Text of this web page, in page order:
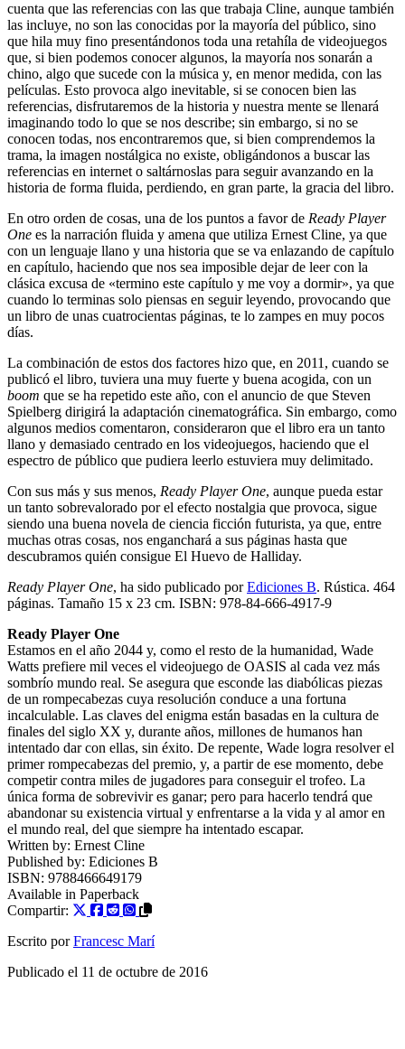
cuenta que las referencias con las que trabaja Cline, aunque también
las incluye, no son las conocidas por la mayoría del público, sino
que hila muy fino presentándonos toda una retahíla de videojuegos
que, si bien podemos conocer algunos, la mayoría nos sonarán a
chino, algo que sucede con la música y, en menor medida, con las
películas. Esto provoca algo inevitable, si se conocen bien las
referencias, disfrutaremos de la historia y nuestra mente se llenará
imaginando todo lo que se nos describe; sin embargo, si no se
conocen todas, nos encontraremos que, si bien comprendemos la
trama, la imagen nostálgica no existe, obligándonos a buscar las
referencias en internet o saltárnoslas para seguir avanzando en la
historia de forma fluida, perdiendo, en gran parte, la gracia del libro.
En otro orden de cosas, una de los puntos a favor de Ready Player
One es la narración fluida y amena que utiliza Ernest Cline, ya que
con un lenguaje llano y una historia que se va enlazando de capítulo
en capítulo, haciendo que nos sea imposible dejar de leer con la
clásica excusa de «termino este capítulo y me voy a dormir», ya que
cuando lo terminas solo piensas en seguir leyendo, provocando que
un libro de unas cuatrocientas páginas, te lo zampes en muy pocos
días.
La combinación de estos dos factores hizo que, en 2011, cuando se
publicó el libro, tuviera una muy fuerte y buena acogida, con un
boom que se ha repetido este año, con el anuncio de que Steven
Spielberg dirigirá la adaptación cinematográfica. Sin embargo, como
algunos medios comentaron, consideraron que el libro era un tanto
llano y demasiado centrado en los videojuegos, haciendo que el
espectro de público que pudiera leerlo estuviera muy delimitado.
Con sus más y sus menos, Ready Player One, aunque pueda estar
un tanto sobrevalorado por el efecto nostalgia que provoca, sigue
siendo una buena novela de ciencia ficción futurista, ya que, entre
muchas otras cosas, nos enganchará a sus páginas hasta que
descubramos quién consigue El Huevo de Halliday.
Ready Player One, ha sido publicado porEdiciones B. Rústica. 464
páginas. Tamaño 15 x 23 cm. ISBN: 978-84-666-4917-9
Ready Player One
Estamos en el año 2044 y, como el resto de la humanidad, Wade
Watts prefiere mil veces el videojuego de OASIS al cada vez más
sombrío mundo real. Se asegura que esconde las diabólicas piezas
de un rompecabezas cuya resolución conduce a una fortuna
incalculable. Las claves del enigma están basadas en la cultura de
finales del siglo XX y, durante años, millones de humanos han
intentado dar con ellas, sin éxito. De repente, Wade logra resolver el
primer rompecabezas del premio, y, a partir de ese momento, debe
competir contra miles de jugadores para conseguir el trofeo. La
única forma de sobrevivir es ganar; pero para hacerlo tendrá que
abandonar su existencia virtual y enfrentarse a la vida y al amor en
el mundo real, del que siempre ha intentado escapar.
Written by: Ernest Cline
Published by: Ediciones B
ISBN: 9788466649179
Available in Paperback
Compartir:
Escrito por Francesc Marí
Publicado el 11 de octubre de 2016